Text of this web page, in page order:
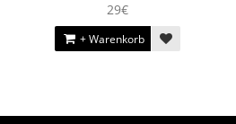
29€
+ Warenkorb